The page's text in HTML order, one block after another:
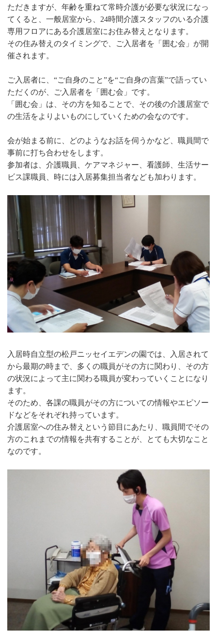
ただきますが、年齢を重ねて常時介護が必要な状況になっ
てくると、一般居室から、24時間介護スタッフのいる介護
専用フロアにある介護居室にお住み替えとなります。
その住み替えのタイミングで、ご入居者を「囲む会」が開
催されます。
ご入居者に、“ご自身のこと”を“ご自身の言葉”で語ってい
ただくのが、ご入居者を「囲む会」です。
「囲む会」は、その方を知ることで、その後の介護居室で
の生活をよりよいものにしていくための会なのです。
会が始まる前に、どのようなお話を伺うかなど、職員間で
事前に打ち合わせをします。
参加者は、介護職員、ケアマネジャー、看護師、生活サー
ビス課職員、時には入居募集担当者なども加わります。
入居時自立型の松戸ニッセイエデンの園では、入居されて
から最期の時まで、多くの職員がその方に関わり、その方
の状況によって主に関わる職員が変わっていくことになり
ます。
そのため、各課の職員がその方についての情報やエピソー
ドなどをそれぞれ持っています。
介護居室への住み替えという節目にあたり、職員間でその
方のこれまでの情報を共有することが、とても大切なこと
なのです。